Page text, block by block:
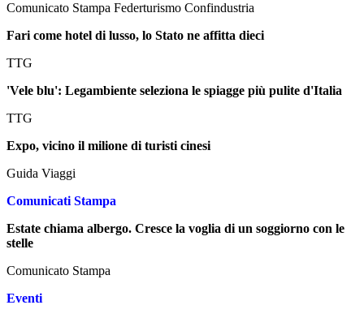
Comunicato Stampa Federturismo Confindustria
Fari come hotel di lusso, lo Stato ne affitta dieci
TTG
'Vele blu': Legambiente seleziona le spiagge più pulite d'Italia
TTG
Expo, vicino il milione di turisti cinesi
Guida Viaggi
Comunicati Stampa
Estate chiama albergo. Cresce la voglia di un soggiorno con le
stelle
Comunicato Stampa
Eventi